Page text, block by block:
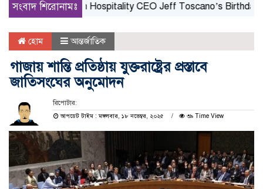
সংবাদ শিরোনামঃ
Aspen Hospitality CEO Jeff Toscano’s Birthday
হোম আন্তর্জাতিক
গাজায় শান্তি প্রতিষ্ঠায় যুক্তরাষ্ট্রের প্রস্তাবে
জাতিসংঘের অনুমোদন
রিপোটার:
আপডেট টাইম : মঙ্গলবার, ১৮ নভেম্বর, ২০২৫
৩৯ Time View